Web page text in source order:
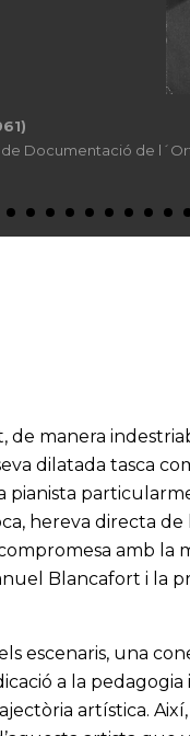
de Documentació de
de manera
dilatada tasca
pianista
hereva directa de
amb la
Blancafort i la
escenaris, una
a la
artística.